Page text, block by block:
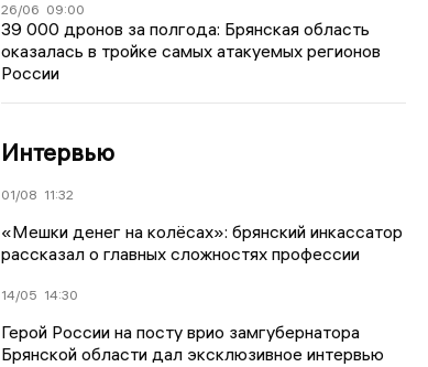
26/06 09:00
39 000 дронов за полгода: Брянская область
оказалась в тройке самых атакуемых регионов
России
Интервью
01/08 11:32
«Мешки денег на колёсах»: брянский инкассатор
рассказал о главных сложностях профессии
14/05 14:30
Герой России на посту врио замгубернатора
Брянской области дал эксклюзивное интервью